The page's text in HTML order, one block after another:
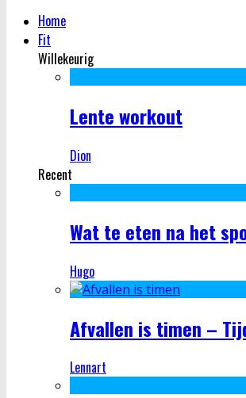
Home
Fit
Willekeurig
Lente workout
Dion
Recent
Wat te eten na het
Hugo
Afvallen is timen –
Lennart